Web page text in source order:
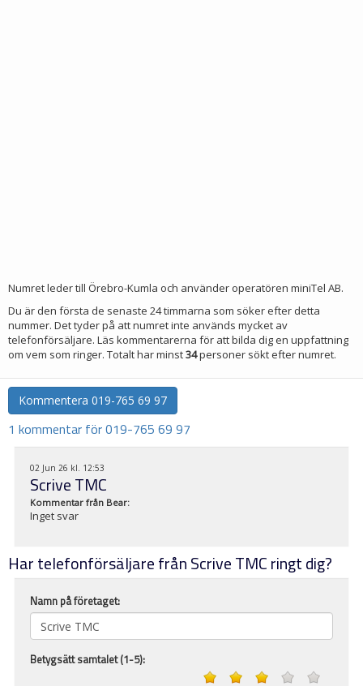
Numret leder till Örebro-Kumla och använder operatören miniTel AB.
Du är den första de senaste 24 timmarna som söker efter detta
nummer. Det tyder på att numret inte används mycket av
telefonförsäljare. Läs kommentarerna för att bilda dig en uppfattning
om vem som ringer. Totalt har minst34personer sökt efter numret.
Kommentera 019-765 69 97
1 kommentar för 019-765 69 97
02 Jun 26 kl. 12:53
Scrive TMC
Kommentar från Bear:
Inget svar
Har telefonförsäljare från Scrive TMC ringt dig?
Namn på företaget:
Betygsätt samtalet (1-5):